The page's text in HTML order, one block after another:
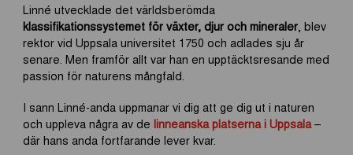
Linné utvecklade det världsberömda
klassifikationssystemet för växter, djur och mineraler, blev
rektor vid Uppsala universitet 1750 och adlades sju år
senare. Men framför allt var han en upptäcktsresande med
passion för naturens mångfald.
I sann Linné-anda uppmanar vi dig att ge dig ut i naturen
och uppleva några av de linneanska platserna i Uppsala–
där hans anda fortfarande lever kvar.